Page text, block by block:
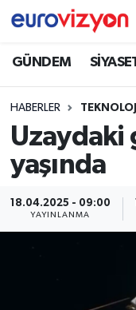
GÜNDEM
HABERLER TEKNOLOJİ
Uzaydaki
yaşında
18.04.2025 - 09:00
YAYINLANMA